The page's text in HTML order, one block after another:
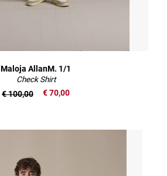
Maloja AllanM. 1/1
Check Shirt
€ 70,00
€ 100,00